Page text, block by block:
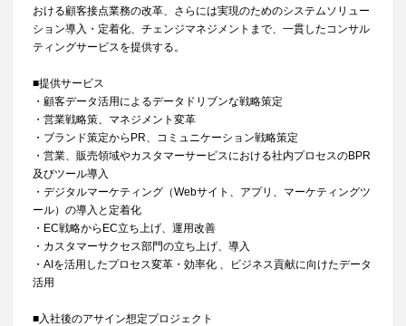
おける顧客接点業務の改革、さらには実現のためのシステムソリュー
ション導入・定着化、チェンジマネジメントまで、一貫したコンサル
ティングサービスを提供する。
■提供サービス
・顧客データ活用によるデータドリブンな戦略策定
・営業戦略策、マネジメント変革
・ブランド策定からPR、コミュニケーション戦略策定
・営業、販売領域やカスタマーサービスにおける社内プロセスのBPR
及びツール導入
・デジタルマーケティング（Webサイト、アプリ、マーケティングツ
ール）の導入と定着化
・EC戦略からEC立ち上げ、運用改善
・カスタマーサクセス部門の立ち上げ、導入
・AIを活用したプロセス変革・効率化 、ビジネス貢献に向けたデータ
活用
■入社後のアサイン想定プロジェクト